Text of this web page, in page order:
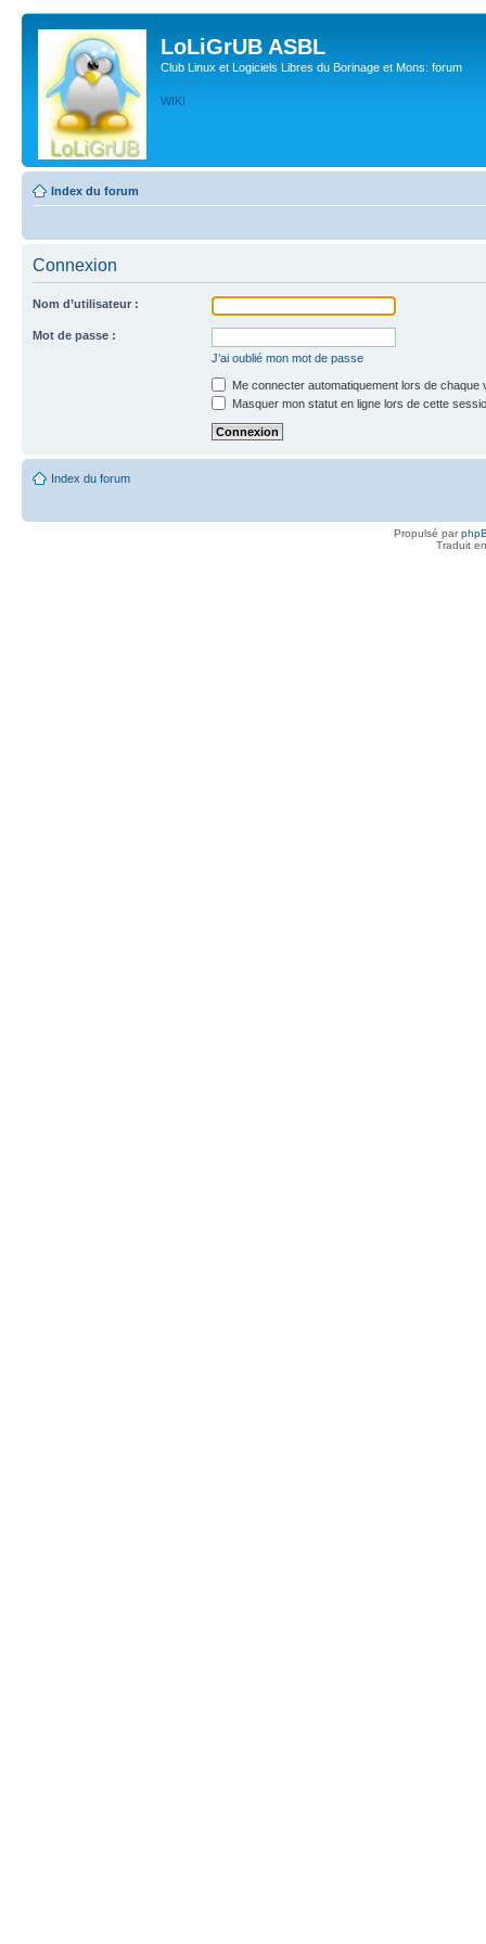
LoLiGrUB ASBL
Club Linux et Logiciels Libres du Borinage et Mons: forum
WIKI
Index du forum
Connexion
Nom d’utilisateur :
Mot de passe :
J’ai oublié mon mot de passe
Me connecter automatiquement lors de chaque
Masquer mon statut en ligne lors de cette
Index du forum
Propulsé par
Traduit